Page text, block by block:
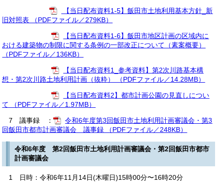
【当日配布資料1-5】飯田市土地利用基本方針_新
旧対照表 （PDFファイル／279KB）
【当日配布資料1-6】飯田市地区計画の区域内に
おける建築物の制限に関する条例の一部改正について（素案概要）
（PDFファイル／136KB）
【当日配布資料1_参考資料】第2次川路基本構
想・第2次川路土地利用計画（抜粋） （PDFファイル／14.28MB）
【当日配布資料2】都市計画公園の見直しについ
て （PDFファイル／1.97MB）
7 議事録 ：
令和6年度第3回飯田市土地利用計画審議会・第3
回飯田市都市計画審議会 議事録 （PDFファイル／248KB）
令和6年度 第2回飯田市土地利用計画審議会・第2回飯田市都市
計画審議会
1 日時：令和6年11月14日(木曜日)15時00分〜16時20分